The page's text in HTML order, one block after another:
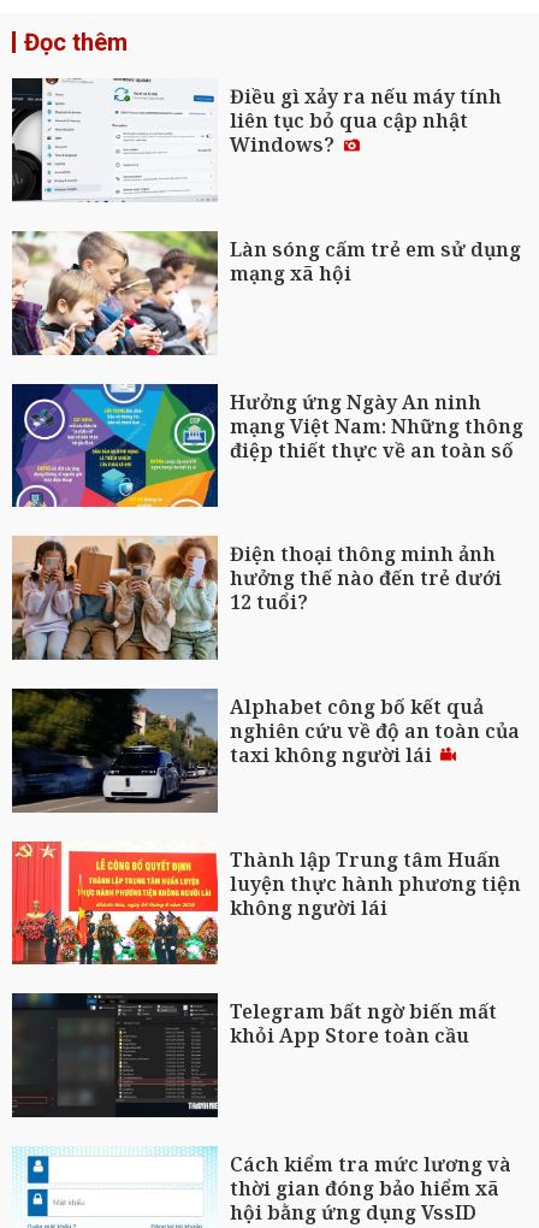
Đọc thêm
Điều gì xảy ra nếu máy tính
liên tục bỏ qua cập nhật
Windows?
Làn sóng cấm trẻ em sử dụng
mạng xã hội
Hưởng ứng Ngày An ninh
mạng Việt Nam: Những thông
điệp thiết thực về an toàn số
Điện thoại thông minh ảnh
hưởng thế nào đến trẻ dưới
12 tuổi?
Alphabet công bố kết quả
nghiên cứu về độ an toàn của
taxi không người lái
Thành lập Trung tâm Huấn
luyện thực hành phương tiện
không người lái
Telegram bất ngờ biến mất
khỏi App Store toàn cầu
Cách kiểm tra mức lương và
thời gian đóng bảo hiểm xã
hội bằng ứng dụng VssID